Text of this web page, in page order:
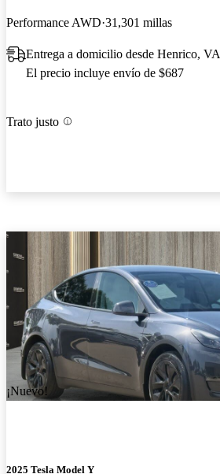
Performance AWD 31,301 millas
Entrega a domicilio desde Henrico, VA
El precio incluye envío de $687
Trato justo
¡Nuevo!
2025 Tesla Model Y